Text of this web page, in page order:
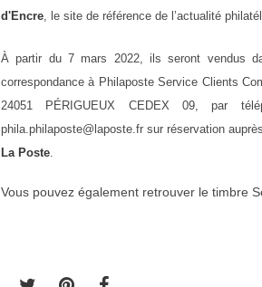
d'Encre , le site de référence de l’actualité
À partir du 7 mars 2022, ils seront vendus
correspondance à Philaposte Service Clients
24051 PÉRIGUEUX CEDEX 09, par
phila.philaposte@laposte.fr surréservation auprès
La Poste
Vous pouvez également retrouver le timbre